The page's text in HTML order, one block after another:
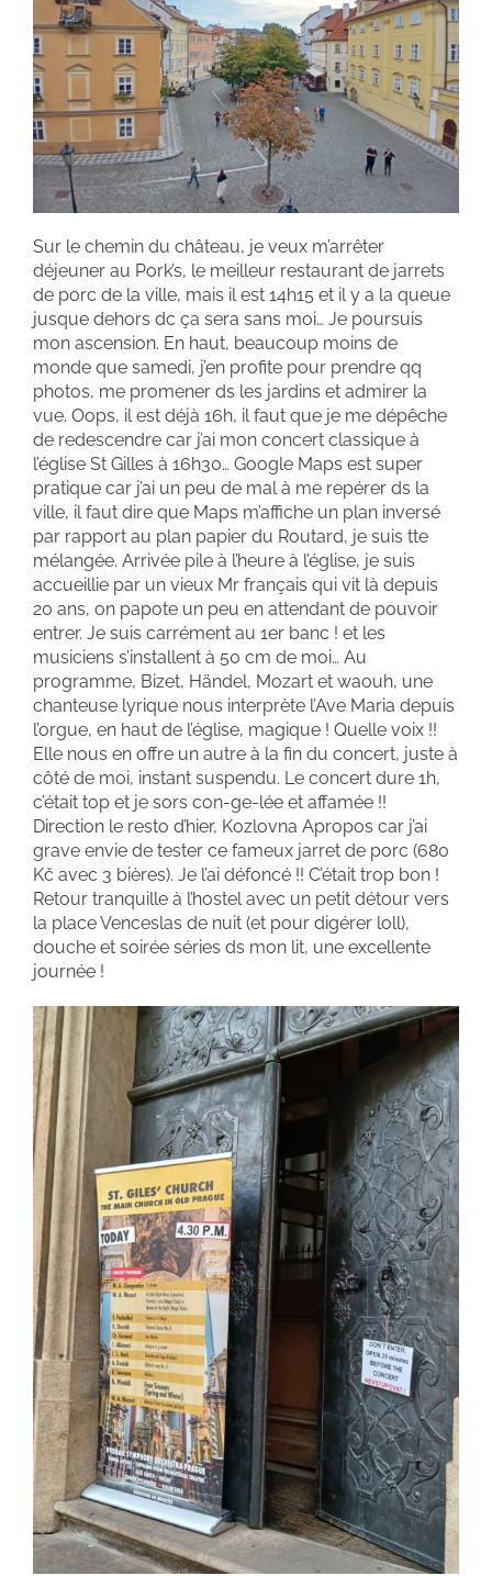
Sur le chemin du château, je veux m’arrêter
déjeuner au Pork’s, le meilleur restaurant de jarrets
de porc de la ville, mais il est 14h15 et il y a la queue
jusque dehors dc ça sera sans moi… Je poursuis
mon ascension. En haut, beaucoup moins de
monde que samedi, j’en profite pour prendre qq
photos, me promener ds les jardins et admirer la
vue. Oops, il est déjà 16h, il faut que je me dépêche
de redescendre car j’ai mon concert classique à
l’église St Gilles à 16h30… Google Maps est super
pratique car j’ai un peu de mal à me repérer ds la
ville, il faut dire que Maps m’affiche un plan inversé
par rapport au plan papier du Routard, je suis tte
mélangée. Arrivée pile à l’heure à l’église, je suis
accueillie par un vieux Mr français qui vit là depuis
20 ans, on papote un peu en attendant de pouvoir
entrer. Je suis carrément au 1er banc ! et les
musiciens s’installent à 50 cm de moi… Au
programme, Bizet, Händel, Mozart et waouh, une
chanteuse lyrique nous interprète l’Ave Maria depuis
l’orgue, en haut de l’église, magique ! Quelle voix !!
Elle nous en offre un autre à la fin du concert, juste à
côté de moi, instant suspendu. Le concert dure 1h,
c’était top et je sors con-ge-lée et affamée !!
Direction le resto d’hier, Kozlovna Apropos car j’ai
grave envie de tester ce fameux jarret de porc (680
Kč avec 3 bières). Je l’ai défoncé !! C’était trop bon !
Retour tranquille à l’hostel avec un petit détour vers
la place Venceslas de nuit (et pour digérer loll),
douche et soirée séries ds mon lit, une excellente
journée !